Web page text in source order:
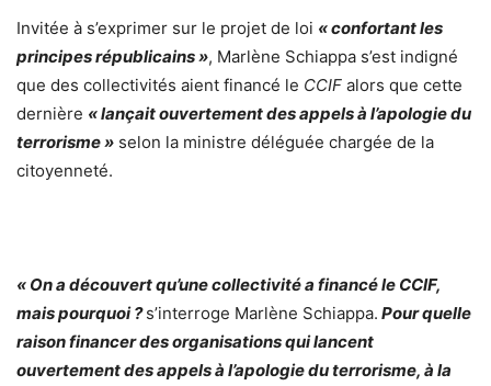
Invitée à s’exprimer sur le projet de loi « confortant les
principes républicains », Marlène Schiappa s’est indigné
que des collectivités aient financé le CCIF alors que cette
dernière « lançait ouvertement des appels à l’apologie du
terrorisme » selon la ministre déléguée chargée de la
citoyenneté.
« On a découvert qu’une collectivité a financé le CCIF,
mais pourquoi ? s’interroge Marlène Schiappa. Pour quelle
raison financer des organisations qui lancent
ouvertement des appels à l’apologie du terrorisme, à la